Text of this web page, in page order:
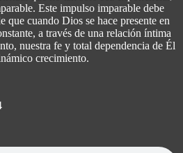
Este impulso imparable debe
que cuando Dios se hace presente en
a través de una relación íntima
nuestra fe y total dependencia de Él
crecimiento.